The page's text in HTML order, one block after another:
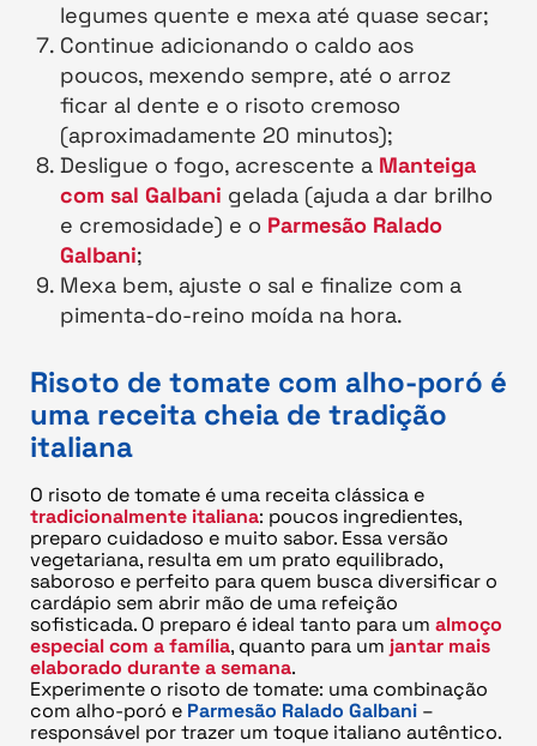
legumes quente e mexa até quase secar;
Continue adicionando o caldo aos
poucos, mexendo sempre, até o arroz
ficar al dente e o risoto cremoso
(aproximadamente 20 minutos);
Desligue o fogo, acrescente a Manteiga
com sal Galbani gelada (ajuda a dar brilho
e cremosidade) e o Parmesão Ralado
Galbani;
Mexa bem, ajuste o sal e finalize com a
pimenta-do-reino moída na hora.
Risoto de tomate com alho-poró é
uma receita cheia de tradição
italiana
O risoto de tomate é uma receita clássica e
tradicionalmente italiana: poucos ingredientes,
preparo cuidadoso e muito sabor. Essa versão
vegetariana, resulta em um prato equilibrado,
saboroso e perfeito para quem busca diversificar o
cardápio sem abrir mão de uma refeição
sofisticada. O preparo é ideal tanto para um almoço
especial com a família, quanto para um jantar mais
elaborado durante a semana.
Experimente o risoto de tomate: uma combinação
com alho-poró e Parmesão Ralado Galbani –
responsável por trazer um toque italiano autêntico.